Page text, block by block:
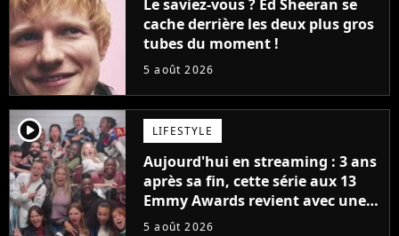
Le saviez-vous ? Ed Sheeran se
cache derrière les deux plus gros
tubes du moment !
5 août 2026
player2 LIFESTYLE
Aujourd'hui en streaming : 3 ans
après sa fin, cette série aux 13
Emmy Awards revient avec une
suite... totalement différente
5 août 2026